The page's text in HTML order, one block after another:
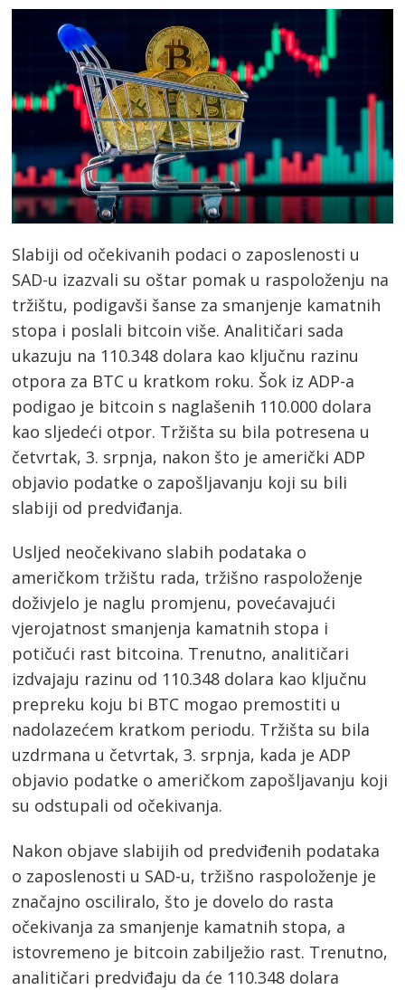
Slabiji od očekivanih podaci o zaposlenosti u
SAD-u izazvali su oštar pomak u raspoloženju na
tržištu, podigavši šanse za smanjenje kamatnih
stopa i poslali bitcoin više. Analitičari sada
ukazuju na 110.348 dolara kao ključnu razinu
otpora za BTC u kratkom roku. Šok iz ADP-a
podigao je bitcoin s naglašenih 110.000 dolara
kao sljedeći otpor. Tržišta su bila potresena u
četvrtak, 3. srpnja, nakon što je američki ADP
objavio podatke o zapošljavanju koji su bili
slabiji od predviđanja.
Usljed neočekivano slabih podataka o
američkom tržištu rada, tržišno raspoloženje
doživjelo je naglu promjenu, povećavajući
vjerojatnost smanjenja kamatnih stopa i
potičući rast bitcoina. Trenutno, analitičari
izdvajaju razinu od 110.348 dolara kao ključnu
prepreku koju bi BTC mogao premostiti u
nadolazećem kratkom periodu. Tržišta su bila
uzdrmana u četvrtak, 3. srpnja, kada je ADP
objavio podatke o američkom zapošljavanju koji
su odstupali od očekivanja.
Nakon objave slabijih od predviđenih podataka
o zaposlenosti u SAD-u, tržišno raspoloženje je
značajno osciliralo, što je dovelo do rasta
očekivanja za smanjenje kamatnih stopa, a
istovremeno je bitcoin zabilježio rast. Trenutno,
analitičari predviđaju da će 110.348 dolara